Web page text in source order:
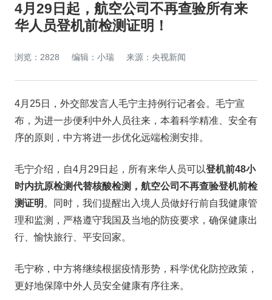
4月29日起，航空公司不再查验所有来
华人员登机前检测证明！
浏览：2828 编辑：小瑞 来源：央视新闻
4月25日，外交部发言人毛宁主持例行记者会。毛宁宣
布，为进一步便利中外人员往来，本着科学精准、安全有
序的原则，中方将进一步优化远端检测安排。
毛宁介绍，自4月29日起，所有来华人员可以登机前48小
时内抗原检测代替核酸检测 ， 航空公司不再查验登机前检
测证明 。同时，我们提醒出入境人员做好行前自我健康管
理和监测，严格遵守我国及当地的防疫要求，确保健康出
行、愉快旅行、平安回家。
毛宁称，中方将继续根据疫情形势，科学优化防控政策，
更好地保障中外人员安全健康有序往来。